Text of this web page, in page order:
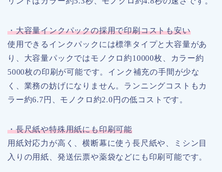
・大容量インクパックの採用で印刷コストも安い
使用できるインクパックには標準タイプと大容量があ
り、大容量パックではモノクロ約10000枚、カラー約
5000枚の印刷が可能です。インク補充の手間が少な
く、業務の妨げになりません。ランニングコストもカ
ラー約6.7円、モノクロ約2.0円の低コストです。
・長尺紙や特殊用紙にも印刷可能
用紙対応力が高く、横断幕に使う長尺紙や、ミシン目
入りの用紙、発送伝票や薬袋などにも印刷可能です。